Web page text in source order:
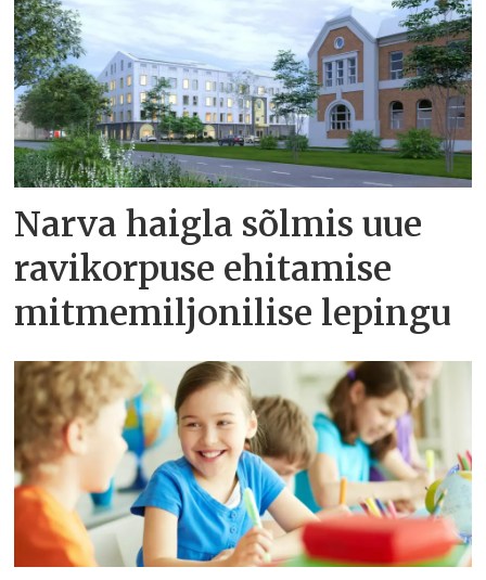
Narva haigla sõlmis uue
ravikorpuse ehitamise
mitmemiljonilise lepingu